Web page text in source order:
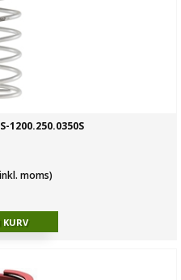
1200.250.0350S
moms)